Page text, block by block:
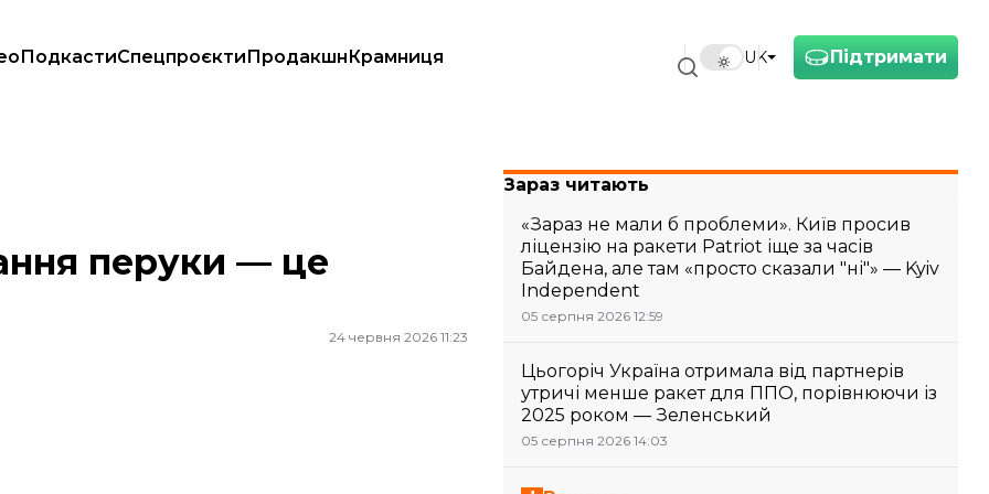
Підтримати
UK
ПодкастиСпецпроєктиПродакшнКрамниця
перуки — це
24 червня 2026 11:23
Зараз читають
«Зараз не мали б проблеми». Київ просив
ліцензію на ракети Patriot іще за часів
Байдена, але там «просто сказали "ні"» — Kyiv
Independent
05 серпня 2026 12:59
Цьогоріч Україна отримала від партнерів
утричі менше ракет для ППО, порівнюючи із
2025 роком — Зеленський
05 серпня 2026 14:03